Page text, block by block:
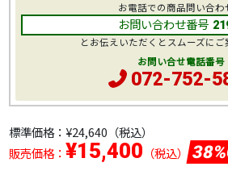
標準価格： ¥24,640 （税込）
販売価格： ¥15,400 （税込）
お電話での商品問い合わ
お問い合わせ番号
とお伝えいただくとスムーズに
お問い合せ電話番号
072-752-